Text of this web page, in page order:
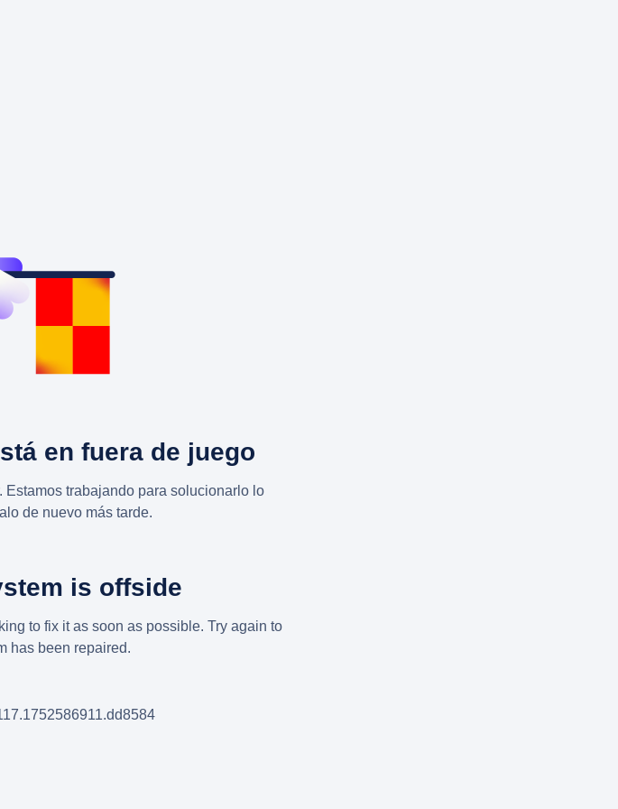
en fuera de juego
Estamos trabajando para solucionarlo lo
de nuevo más tarde.
is offside
to fix it as soon as possible. Try again to
has been repaired.